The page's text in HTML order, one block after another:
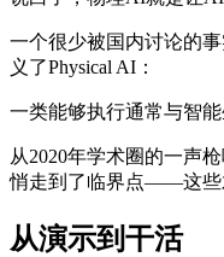
一个很少被国内讨论的
义了Physical AI：
一类能够执行通常与智
从2020年学术圈的一声
悄走到了临界点——这些
从演示到干活